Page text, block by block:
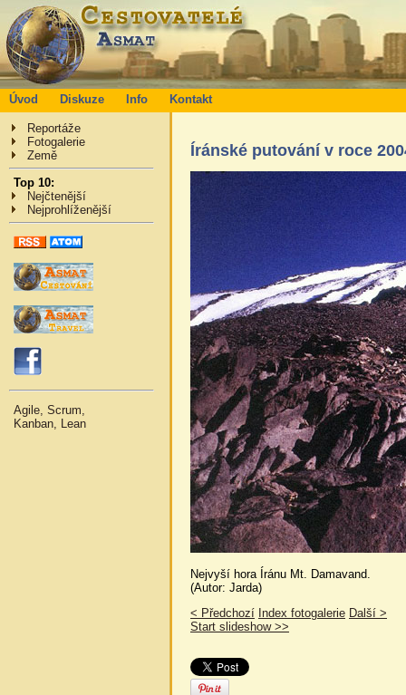
Úvod Diskuze Info Kontakt
Reportáže
Fotogalerie
Země
Top 10:
Nejčtenější
Nejprohlíženější
Agile, Scrum,
Kanban, Lean
Íránské putování v roce
Nejvyší hora Íránu Mt. Damavand.
(Autor: Jarda)
< Předchozí Index fotogalerie Další >
Start slideshow >>